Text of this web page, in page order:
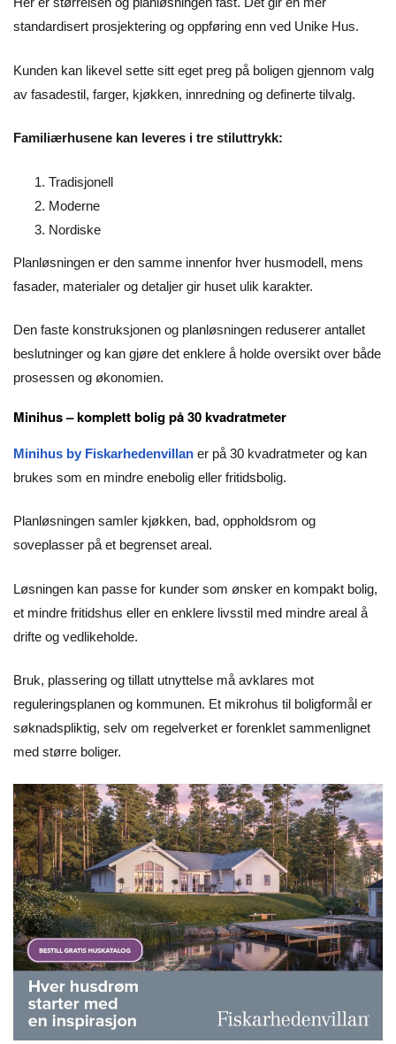
standardisert prosjektering og oppføring enn ved Unike Hus.
Kunden kan likevel sette sitt eget preg på boligen gjennom valg
av fasadestil, farger, kjøkken, innredning og definerte tilvalg.
Familiærhusene kan leveres i tre stiluttrykk:
Tradisjonell
Moderne
Nordiske
Planløsningen er den samme innenfor hver husmodell, mens
fasader, materialer og detaljer gir huset ulik karakter.
Den faste konstruksjonen og planløsningen reduserer antallet
beslutninger og kan gjøre det enklere å holde oversikt over både
prosessen og økonomien.
Minihus – komplett bolig på 30 kvadratmeter
Minihus by Fiskarhedenvillan er på 30 kvadratmeter og kan
brukes som en mindre enebolig eller fritidsbolig.
Planløsningen samler kjøkken, bad, oppholdsrom og
soveplasser på et begrenset areal.
Løsningen kan passe for kunder som ønsker en kompakt bolig,
et mindre fritidshus eller en enklere livsstil med mindre areal å
drifte og vedlikeholde.
Bruk, plassering og tillatt utnyttelse må avklares mot
reguleringsplanen og kommunen. Et mikrohus til boligformål er
søknadspliktig, selv om regelverket er forenklet sammenlignet
med større boliger.